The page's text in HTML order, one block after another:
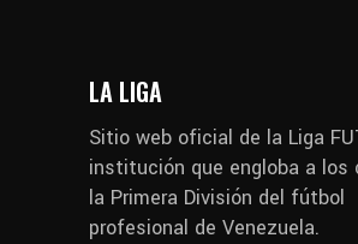
LA LIGA
Sitio web oficial de la Liga
institución que engloba a los
la Primera División del fútbol
profesional de Venezuela.